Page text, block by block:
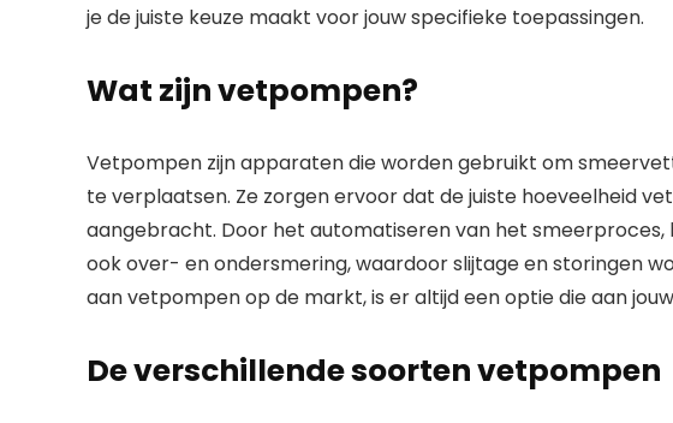
je de juiste keuze maakt voor jouw specifieke toepassingen.
Wat zijn vetpompen?
Vetpompen zijn apparaten die worden gebruikt om
te verplaatsen. Ze zorgen ervoor dat de juiste hoeveelheid
aangebracht. Door het automatiseren van het
ook over- en ondersmering, waardoor slijtage en storingen
aan vetpompen op de markt, is er altijd een optie die aan
De verschillende soorten vetpompen